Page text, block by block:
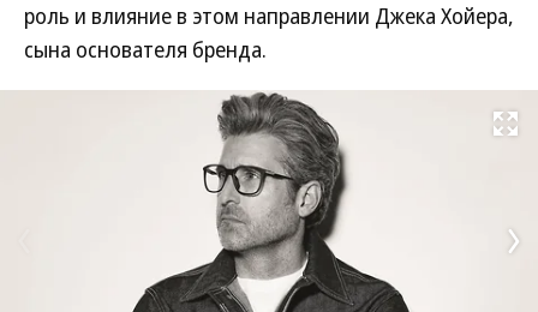
роль и влияние в этом направлении Джека Хойера,
сына основателя бренда.
Развернуть